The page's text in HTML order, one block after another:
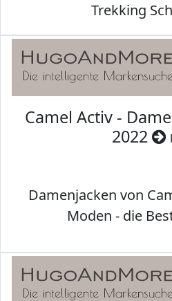
Trekking
Camel Activ -
2022
Damenjacken von
Moden - die